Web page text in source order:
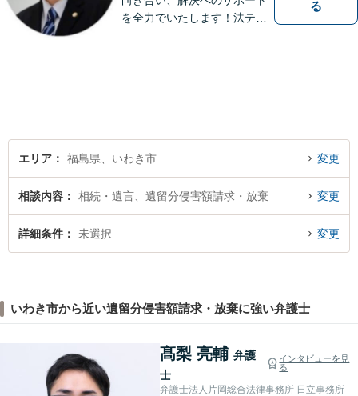
を全力でいたします！法テラ
る
エリア 福島県、いわき市 変更
相談内容 相続・遺言、遺留分侵害額請求・放棄 変更
詳細条件 未選択 変更
いわき市から近い遺留分侵害額請求・放棄に強い弁護士
髙梨 亮輔 弁護
士
インタビューを見
る
弁護士法人片岡総合法律事務所 日立事務所